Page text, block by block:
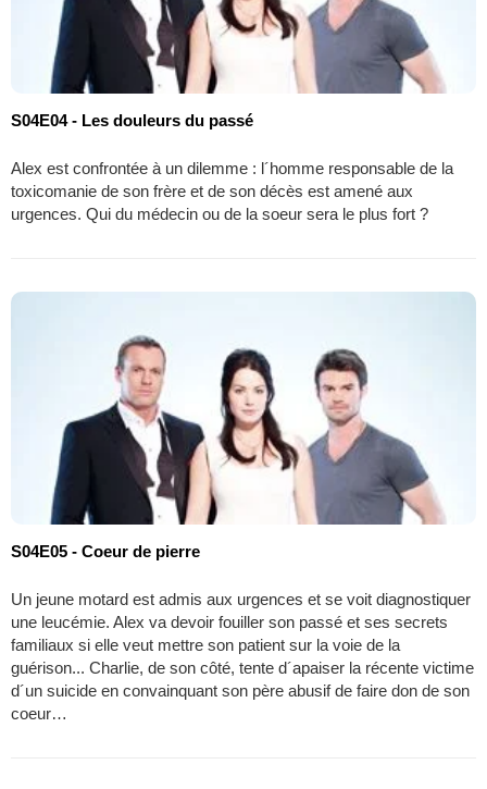
S04E04 - Les douleurs du passé
Alex est confrontée à un dilemme : l´homme responsable de la
toxicomanie de son frère et de son décès est amené aux
urgences. Qui du médecin ou de la soeur sera le plus fort ?
S04E05 - Coeur de pierre
Un jeune motard est admis aux urgences et se voit diagnostiquer
une leucémie. Alex va devoir fouiller son passé et ses secrets
familiaux si elle veut mettre son patient sur la voie de la
guérison... Charlie, de son côté, tente d´apaiser la récente victime
d´un suicide en convainquant son père abusif de faire don de son
coeur…